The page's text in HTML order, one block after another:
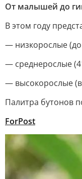
От малышей до
В этом году
— низкорослые
— среднерослые
— высокорослые
Палитра бутонов
ForPost